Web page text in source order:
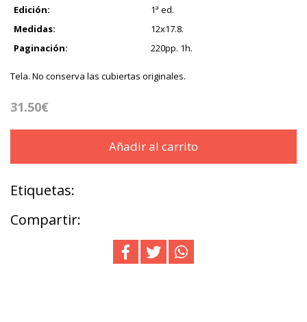
Edición:
1ª ed.
Medidas:
12x17.8.
Paginación:
220pp. 1h.
Tela. No conserva las cubiertas originales.
31.50€
Añadir al carrito
Etiquetas:
Compartir: